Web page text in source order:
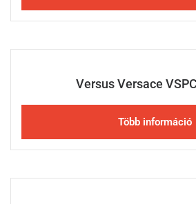
Versus Versace
Több információ